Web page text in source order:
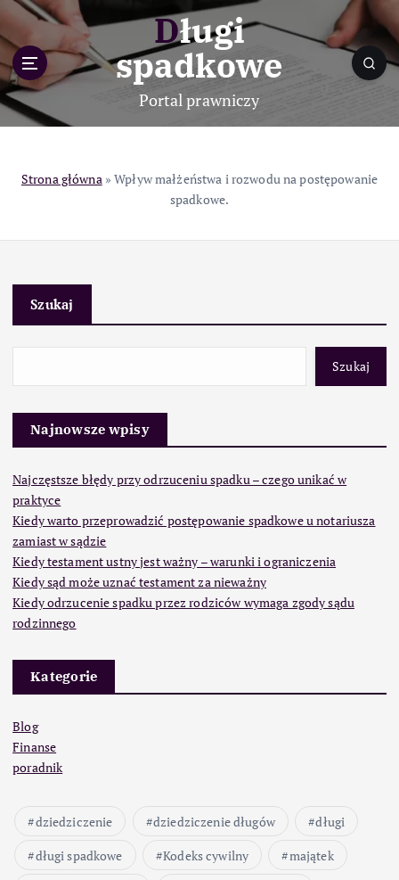
p
o
c
Długi
spadkowe
Portal prawniczy
Strona główna»Wpływ małżeństwa i rozwodu na postępowanie
spadkowe.
Szukaj
Szukaj
Najnowsze wpisy
Najczęstsze błędy przy odrzuceniu spadku – czego unikać w
praktyce
Kiedy warto przeprowadzić postępowanie spadkowe u notariusza
zamiast w sądzie
Kiedy testament ustny jest ważny – warunki i ograniczenia
Kiedy sąd może uznać testament za nieważny
Kiedy odrzucenie spadku przez rodziców wymaga zgody sądu
rodzinnego
Kategorie
Blog
Finanse
poradnik
dziedziczenie dziedziczenie długów
długi
długi spadkowe
Kodeks cywilny
majątek